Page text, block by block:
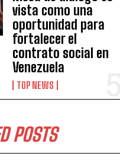
vista como una
oportunidad para
fortalecer el
contrato social en
Venezuela
TOP NEWS
POSTS